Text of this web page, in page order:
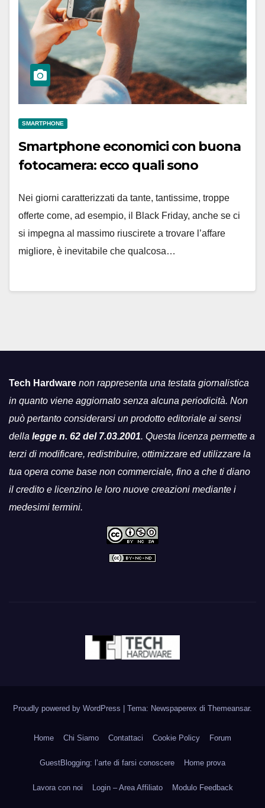
SMARTPHONE
Smartphone economici con buona
fotocamera: ecco quali sono
Nei giorni caratterizzati da tante, tantissime, troppe
offerte come, ad esempio, il Black Friday, anche se ci
si impegna al massimo riuscirete a trovare l’affare
migliore, è inevitabile che qualcosa…
Tech Hardware non rappresenta una testata giornalistica
in quanto viene aggiornato senza alcuna periodicità. Non
può pertanto considerarsi un prodotto editoriale ai sensi
della legge n. 62 del 7.03.2001. Questa licenza permette a
terzi di modificare, redistribuire, ottimizzare ed utilizzare la
tua opera come base non commerciale, fino a che ti diano
il credito e licenzino le loro nuove creazioni mediante i
medesimi termini.
Proudly powered by WordPress | Tema: Newspaperex di Themeansar.
Home Chi Siamo Contattaci Cookie Policy Forum
GuestBlogging: l’arte di farsi conoscere Home prova
Lavora con noi Login – Area Affiliato Modulo Feedback